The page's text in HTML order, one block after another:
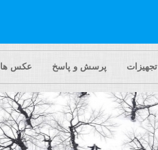
پرسش و پاسخ عکس